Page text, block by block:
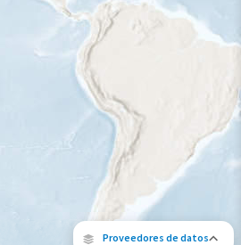
Proveedores de datos